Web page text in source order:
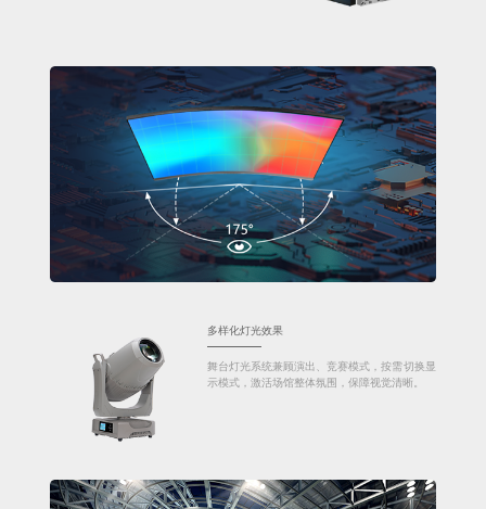
多样化灯光效果
舞台灯光系统兼顾演出、竞赛模式，按需切换显
示模式，激活场馆整体氛围，保障视觉清晰。